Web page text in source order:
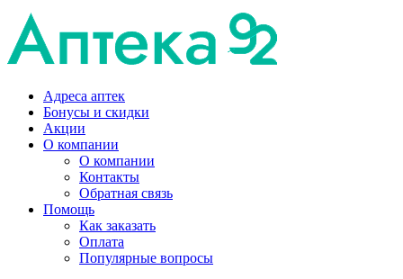
Адреса аптек
Бонусы и скидки
Акции
О компании
О компании
Контакты
Обратная связь
Помощь
Как заказать
Оплата
Популярные вопросы